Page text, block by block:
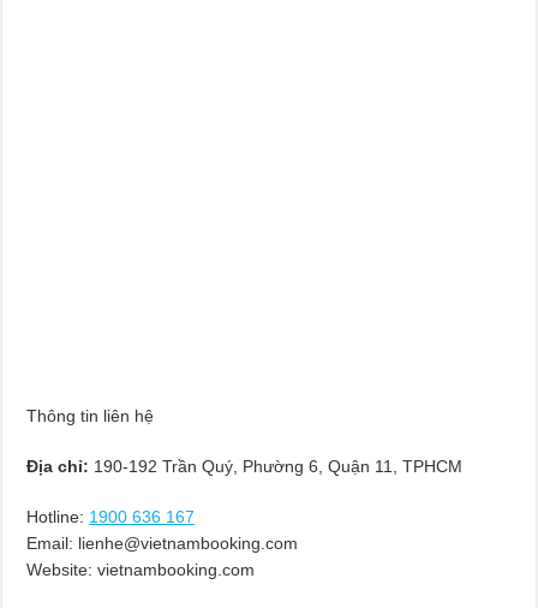
Thông tin liên hệ
Địa chỉ: 190-192 Trần Quý, Phường 6, Quận 11, TPHCM
Hotline: 1900 636 167
Email: lienhe@vietnambooking.com
Website: vietnambooking.com